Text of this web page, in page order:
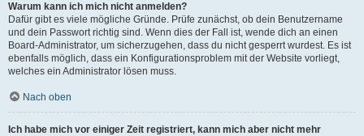
Warum kann ich mich nicht anmelden?
Dafür gibt es viele mögliche Gründe. Prüfe zunächst, ob dein Benutzername
und dein Passwort richtig sind. Wenn dies der Fall ist, wende dich an einen
Board-Administrator, um sicherzugehen, dass du nicht gesperrt wurdest. Es ist
ebenfalls möglich, dass ein Konfigurationsproblem mit der Website vorliegt,
welches ein Administrator lösen muss.
Nach oben
Ich habe mich vor einiger Zeit registriert, kann mich aber nicht mehr